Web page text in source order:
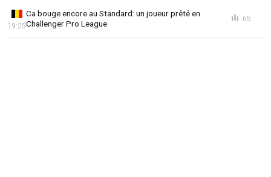
Ca bouge encore au Standard: un joueur prêté en
Challenger Pro League
19:25
65